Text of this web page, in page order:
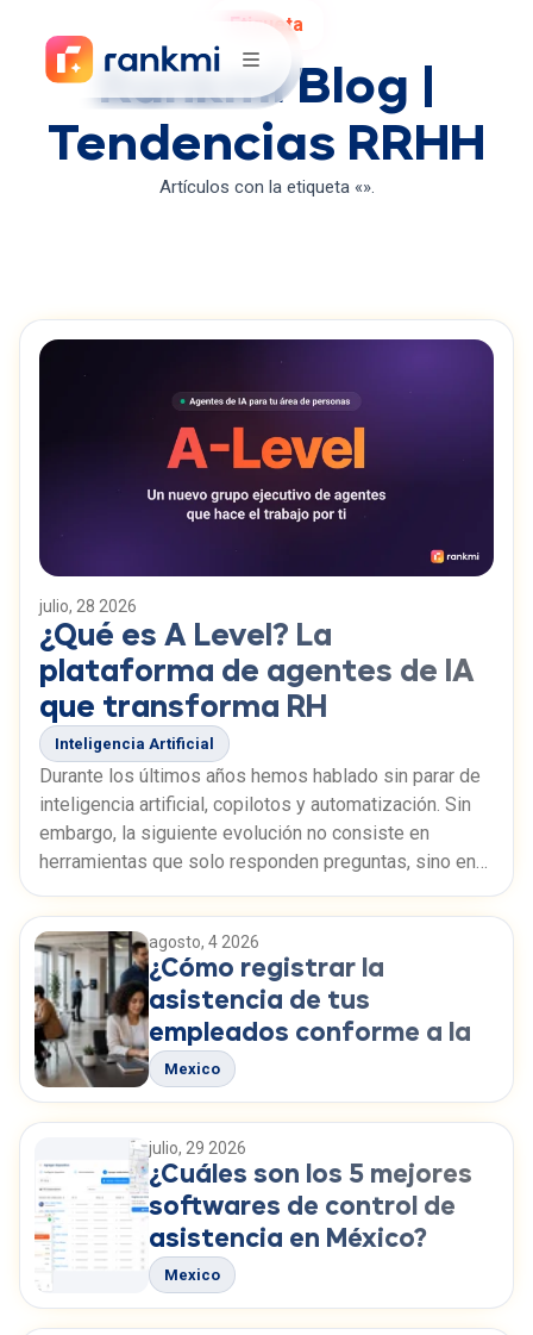
Etiqueta
Rankmi Blog |
Tendencias RRHH
Artículos con la etiqueta «».
julio, 28 2026
¿Qué es A Level? La
plataforma de agentes de IA
que transforma RH
Inteligencia Artificial
Durante los últimos años hemos hablado sin parar de
inteligencia artificial, copilotos y automatización. Sin
embargo, la siguiente evolución no consiste en
herramientas que solo responden preguntas, sino en
agentes capaces de ejecutar trabajo. A-Level es la
plataforma de microagentes y agentes ejecutivos de
Rankmi, diseñada para automatizar procesos
empresariales, comenzando por Recursos Humanos.
agosto, 4 2026
¿Cómo registrar la
asistencia de tus
empleados conforme a la
LFT?
Mexico
julio, 29 2026
¿Cuáles son los 5 mejores
softwares de control de
asistencia en México?
Mexico